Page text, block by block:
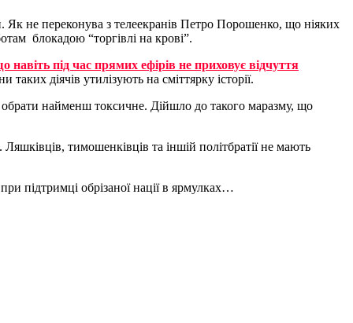
Як не переконува з телеекранів Петро Порошенко, що ніяких
блокадою “торгівлі на крові”.
навіть під час прямих ефірів не приховує відчуття
діячів утилізують на сміттярку історії.
найменш токсичне. Дійшло до такого маразму, що
тимошенківців та іншій політбратії не мають
підтримці обрізаної нації в ярмулках…